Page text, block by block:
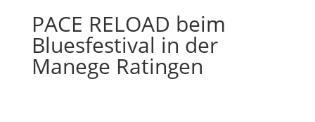
PACE RELOAD beim
Bluesfestival in der
Manege Ratingen